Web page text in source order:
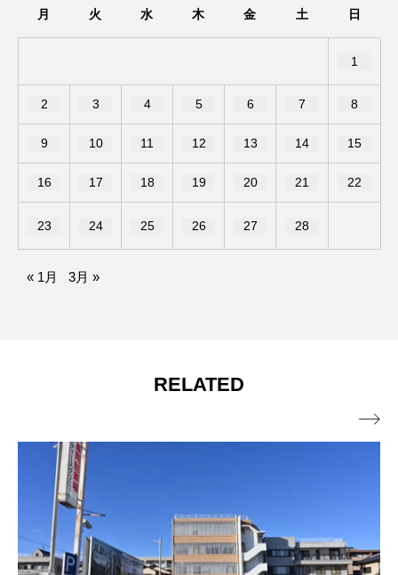
月 火 水 木 金 土 日
1
2 3 4 5 6 7 8
9 10 11 12 13 14 15
16 17 18 19 20 21 22
23 24 25 26 27 28
« 1月 3月 »
RELATED
